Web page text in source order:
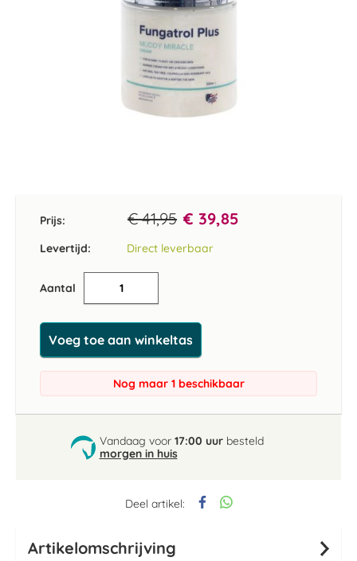
Deel artikel:
Prijs: € 41,95 € 39,85
Levertijd: Direct leverbaar
Aantal
Voeg toe aan winkeltas
Nog maar 1 beschikbaar
Vandaag voor 17:00 uurbesteld
morgen in huis
begin
afbeeldingen-
gallerij
Artikelomschrijving